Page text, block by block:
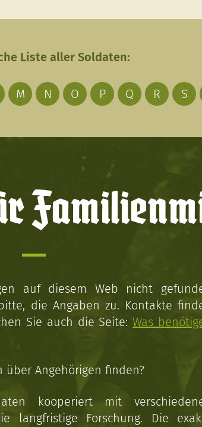
Liste aller Soldaten:
M N O P Q R S
auf diesem Web nicht
die Angaben zu. Kontakte
Sie auch die Seite:Was
über Angehörigen finden?
kooperiert mit
langfristige Forschung. Die